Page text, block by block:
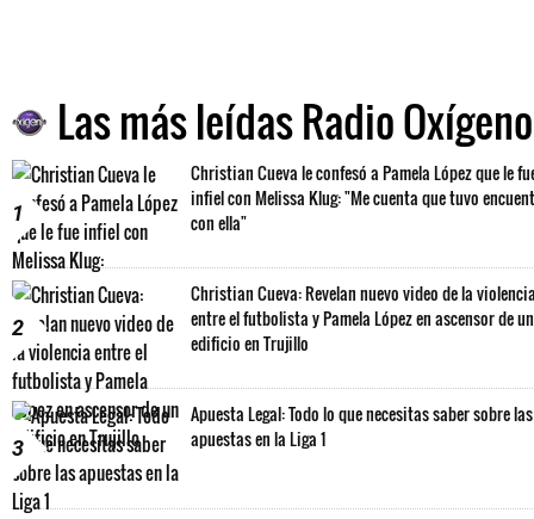
Las más leídas Radio Oxígeno
1
Christian Cueva le confesó a Pamela López que le
infiel con Melissa Klug: "Me cuenta que tuvo
con ella"
2
Christian Cueva: Revelan nuevo video de la
entre el futbolista y Pamela López en ascensor de un
edificio en Trujillo
3
Apuesta Legal: Todo lo que necesitas saber sobre las
apuestas en la Liga 1